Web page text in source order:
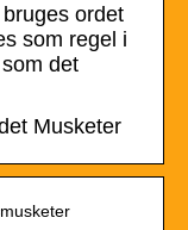
ordet
som regel i
det
Musketer